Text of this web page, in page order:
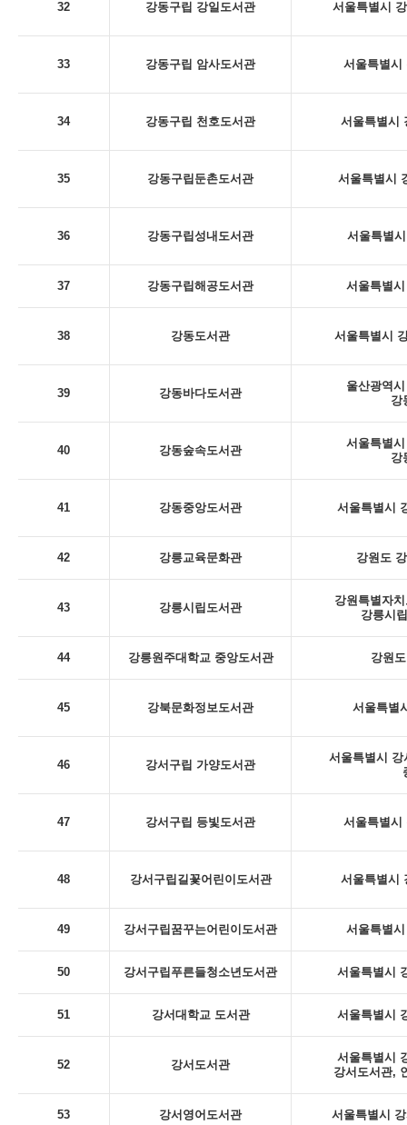
32 강동구립 강일도서관 서울특별시
33 강동구립 암사도서관 서울특별시
34 강동구립 천호도서관 서울특별시
35 강동구립둔촌도서관 서울특별시
36 강동구립성내도서관 서울특별
37 강동구립해공도서관 서울특별
38 강동도서관 서울특별시
39 강동바다도서관
울산광역
강
40 강동숲속도서관
서울특별
강
41 강동중앙도서관 서울특별시
42 강릉교육문화관 강원도
43 강릉시립도서관
강원특별자
강릉시
44 강릉원주대학교 중앙도서관 강원
45 강북문화정보도서관 서울특별
46 강서구립 가양도서관
서울특별시 강
47 강서구립 등빛도서관 서울특별시
48 강서구립길꽃어린이도서관 서울특별시
49 강서구립꿈꾸는어린이도서관 서울특별
50 강서구립푸른들청소년도서관 서울특별시
51 강서대학교 도서관 서울특별시
52 강서도서관
서울특별시
강서도서관,
53 강서영어도서관 서울특별시